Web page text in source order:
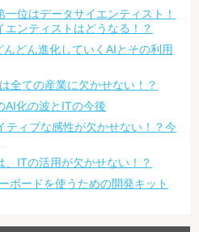
位はデータサイエンティスト！
ンティストはどうなる！？
どん進化していくAIとその利用
全ての産業に欠かせない！？
AI化の波とITの今後
ティブな感性が欠かせない！？今
、ITの活用が欠かせない！？
ボードを使うための開発キット